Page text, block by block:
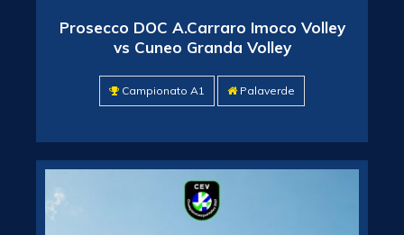
Prosecco DOC A.Carraro Imoco Volley
vs Cuneo Granda Volley
Campionato A1 Palaverde